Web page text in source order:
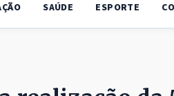
SAÚDE ESPORTE